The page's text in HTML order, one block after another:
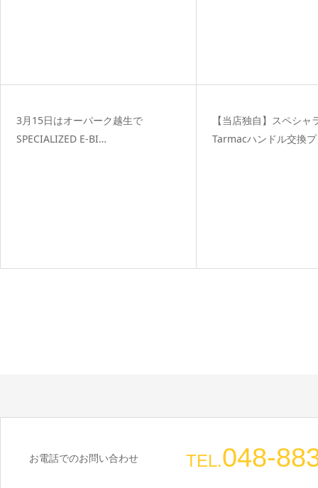
3月15日はオーパーク越生で
SPECIALIZED E-BI…
【当店独自】スペシャ
Tarmacハンドル交換
お電話でのお問い合わせ TEL.048-